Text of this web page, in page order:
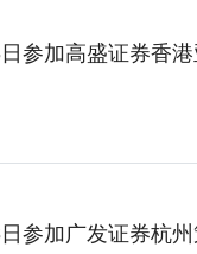
参加高盛证券香
参加广发证券杭